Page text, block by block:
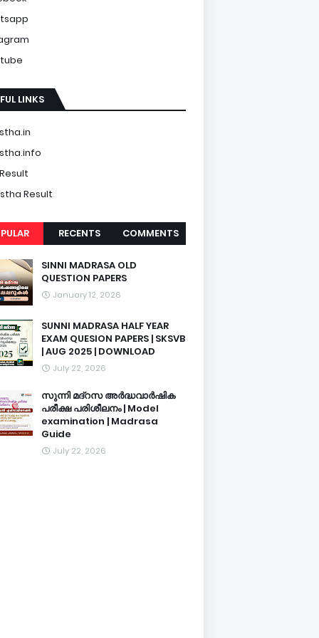
LINKS
Result
RECENTS COMMENTS
SINNI MADRASA OLD
QUESTION PAPERS
January 12, 2026
SUNNI MADRASA HALF YEAR
EXAM QUESION PAPERS | SKSVB
| AUG 2025 | DOWNLOAD
July 22, 2026
സുന്നി മദ്റസ അർദ്ധവാർഷിക
പരീക്ഷ പരിശീലനം | Model
examination | Madrasa
Guide
July 22, 2026